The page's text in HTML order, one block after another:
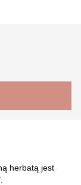
herbatą jest